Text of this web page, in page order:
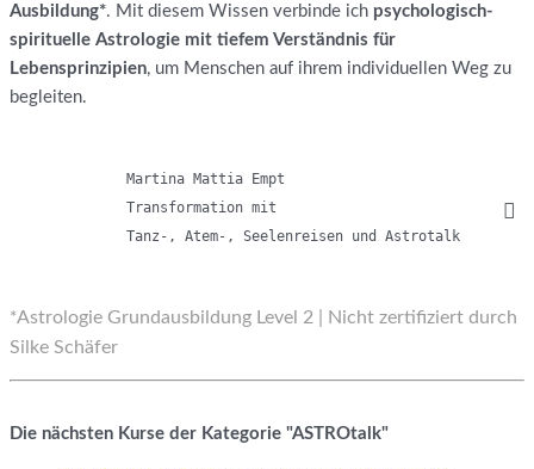
Ausbildung*. Mit diesem Wissen verbinde ich psychologisch-
spirituelle Astrologie mit tiefem Verständnis für
Lebensprinzipien, um Menschen auf ihrem individuellen Weg zu
begleiten.
Martina Mattia Empt
Transformation mit
Tanz-, Atem-, Seelenreisen und Astrotalk
*Astrologie Grundausbildung Level 2 | Nicht zertifiziert durch
Silke Schäfer
Die nächsten Kurse der Kategorie "ASTROtalk"